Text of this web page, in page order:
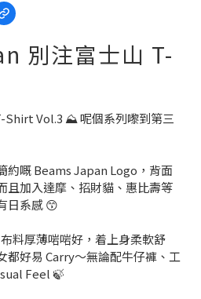
別注富士山 T-
Shirt Vol.3 ⛰️ 呢個系列嚟到第三
約嘅 Beams Japan Logo，背面
且加入達摩、招財貓、惠比壽等
日系感 😙
料厚薄啱啱好，着上身柔軟舒
都好易 Carry～無論配牛仔褲、工
Feel 🍃